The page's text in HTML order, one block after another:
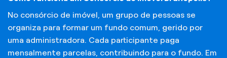
No consórcio de imóvel, um grupo de pessoas se
organiza para formar um fundo comum, gerido por
uma administradora. Cada participante paga
mensalmente parcelas, contribuindo para o fundo. Em